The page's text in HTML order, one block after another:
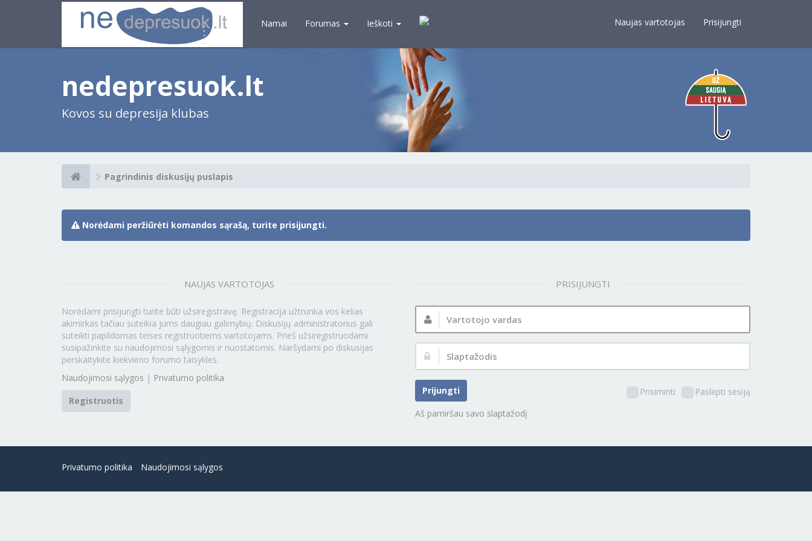
Namai Forumas Ieškoti Naujas vartotojas Prisijungti
nedepresuok.lt
Kovos su depresija klubas
Pagrindinis diskusijų puslapis
Norėdami peržiūrėti komandos sąrašą, turite prisijungti.
NAUJAS VARTOTOJAS
Norėdami prisijungti turite būti užsiregistravę. Registracija užtrunka vos kelias
akimirkas tačiau suteikia jums daugiau galimybių. Diskusijų administratorius gali
suteikti papildomas teises registruotiems vartotojams. Prieš užsiregistruodami
susipažinkite su naudojimosi sąlygomis ir nuostatomis. Naršydami po diskusijas
perskaitykite kiekvieno forumo taisykles.
Naudojimosi sąlygos | Privatumo politika
Registruotis
PRISIJUNGTI
Vartotojo
vardas:
Slaptažodis:
Prisiminti Paslėpti sesiją
Prijungti
Aš pamiršau savo slaptažodį
Privatumo politika Naudojimosi sąlygos